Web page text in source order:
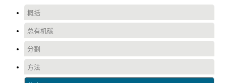
概括
总有机碳
分割
方法